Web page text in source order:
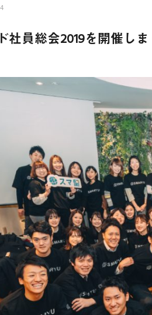
社員総会2019を開催しま